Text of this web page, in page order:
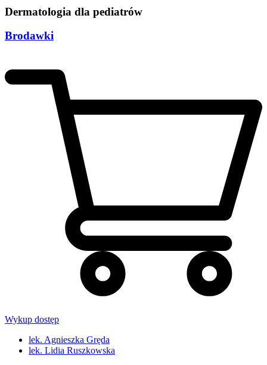
Dermatologia dla pediatrów
Brodawki
Wykup dostęp
lek. Agnieszka Gręda
lek. Lidia Ruszkowska